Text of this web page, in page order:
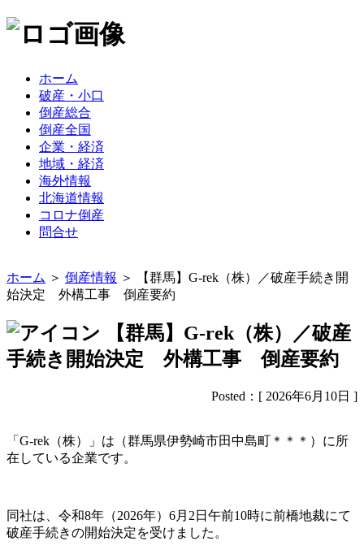
ホーム
破産・小口
倒産総合
倒産全国
企業・経済
地域・経済
海外情報
北海道情報
コロナ倒産
問合せ
ホーム ＞ 倒産情報 ＞ 【群馬】G-rek（株）／破産手続き開
始決定 外構工事 倒産要約
【群馬】G-rek（株）／破産
手続き開始決定 外構工事 倒産要約
Posted：[ 2026年6月10日 ]
「G-rek（株）」は（群馬県伊勢崎市田中島町＊＊＊）に所
在している企業です。
同社は、令和8年（2026年）6月2日午前10時に前橋地裁にて
破産手続きの開始決定を受けました。